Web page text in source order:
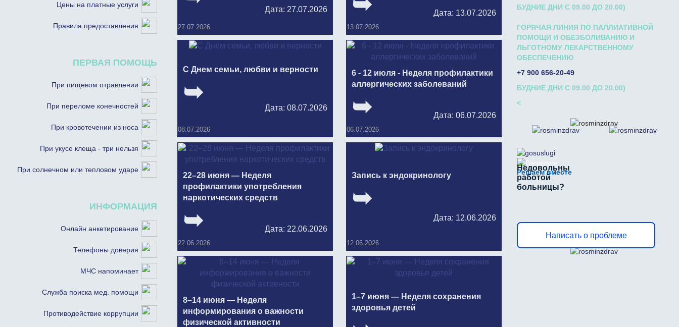
Цены на платные услуги
Правила предоставления
ПЕРВАЯ ПОМОЩЬ
При пищевом отравлении
При переломе конечностей
При кровотечении из носа
При укусе клеща - три нельзя
При солнечном или тепловом ударе
ИНФОРМАЦИЯ
Онлайн анкетирование
Телефоны доверия
МЧС напоминает
Служба поиска мед. помощи
Противодействие коррупции
Дата: 27.07.2026
27.07.2026
Дата: 13.07.2026
13.07.2026
С Днем семьи, любви и верности
Дата: 08.07.2026
08.07.2026
6 - 12 июля - Неделя профилактики
аллергических заболеваний
Дата: 06.07.2026
06.07.2026
22–28 июня — Неделя
профилактики употребления
наркотических средств
Дата: 22.06.2026
22.06.2026
Запись к эндокринологу
Дата: 12.06.2026
12.06.2026
8–14 июня — Неделя
информирования о важности
физической активности
1–7 июня — Неделя сохранения
здоровья детей
БУДНИЕ ДНИ С 09.00 ДО 20.00)
ГОРЯЧАЯ ЛИНИЯ ПО ПАЛЛИАТИВНОЙ
ПОМОЩИ И ОБЕЗБОЛИВАНИЮ И
ЛЬГОТНОМУ ЛЕКАРСТВЕННОМУ
ОБЕСПЕЧЕНИЮ
+7 900 656-20-49
БУДНИЕ ДНИ С 09.00 ДО 20.00)
<
Решаем вместе
Недовольны
работой
больницы?
Написать о проблеме